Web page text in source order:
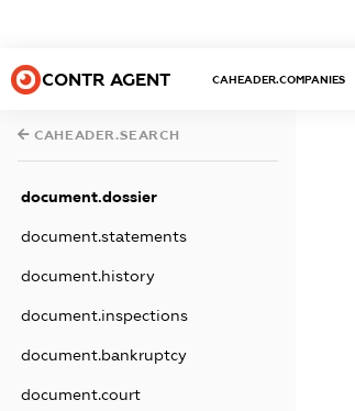
CONTR AGENT CAHEADER.COMPANIES
CAHEADER.SEARCH
document.dossier
document.statements
document.history
document.inspections
document.bankruptcy
document.court